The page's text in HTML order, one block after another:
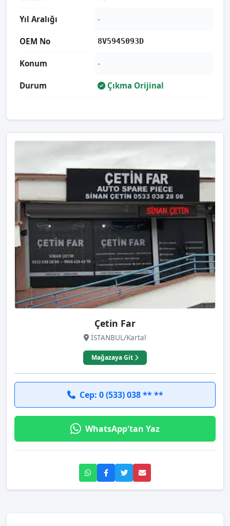
Yıl Aralığı -
OEM No 8V5945093D
Konum -
Durum Çıkma Orijinal
Çetin Far
İSTANBUL/Kartal
Mağazaya Git
Cep: 0 (533) 038 ** **
WhatsApp'tan Yaz